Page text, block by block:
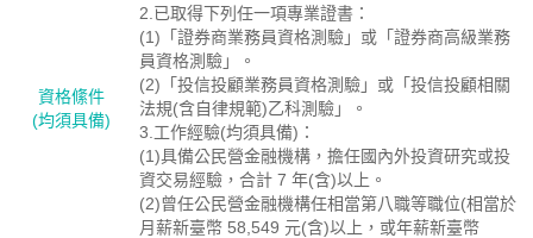
資格絛件
(均須具備)
2.已取得下列任一項專業證書：
(1)「證券商業務員資格測驗」或「證券商高級業務
員資格測驗」。
(2)「投信投顧業務員資格測驗」或「投信投顧相關
法規(含自律規範)乙科測驗」。
3.工作經驗(均須具備)：
(1)具備公民營金融機構，擔任國內外投資研究或投
資交易經驗，合計 7 年(含)以上。
(2)曾任公民營金融機構任相當第八職等職位(相當於
月薪新臺幣 58,549 元(含)以上，或年薪新臺幣